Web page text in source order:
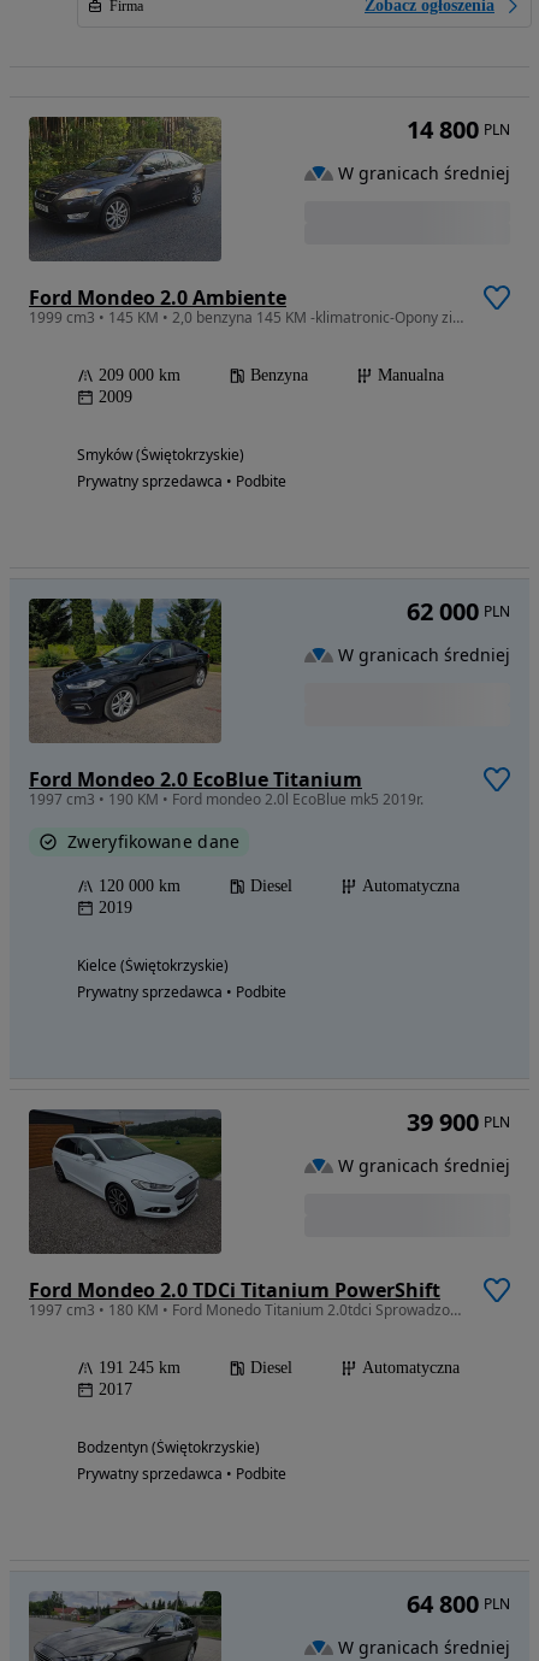
Firma Zobacz ogłoszenia
Ford Mondeo 2.0 Ambiente
1999 cm3 • 145 KM • 2,0 benzyna 145 KM -klimatronic-Opony zimowe
209 000 km Benzyna
Manualna
2009
Smyków (Świętokrzyskie)
Prywatny sprzedawca • Podbite
14 800 PLN
W granicach średniej
Ford Mondeo 2.0 EcoBlue Titanium
1997 cm3 • 190 KM • Ford mondeo 2.0l EcoBlue mk5 2019r.
Zweryfikowane dane
120 000 km Diesel
Automatyczna
2019
Kielce (Świętokrzyskie)
Prywatny sprzedawca • Podbite
62 000 PLN
W granicach średniej
Ford Mondeo 2.0 TDCi Titanium PowerShift
1997 cm3 • 180 KM • Ford Monedo Titanium 2.0tdci Sprowadzony Zarejestrowany
191 245 km Diesel
Automatyczna
2017
Bodzentyn (Świętokrzyskie)
Prywatny sprzedawca • Podbite
39 900 PLN
W granicach średniej
64 800 PLN
W granicach średniej